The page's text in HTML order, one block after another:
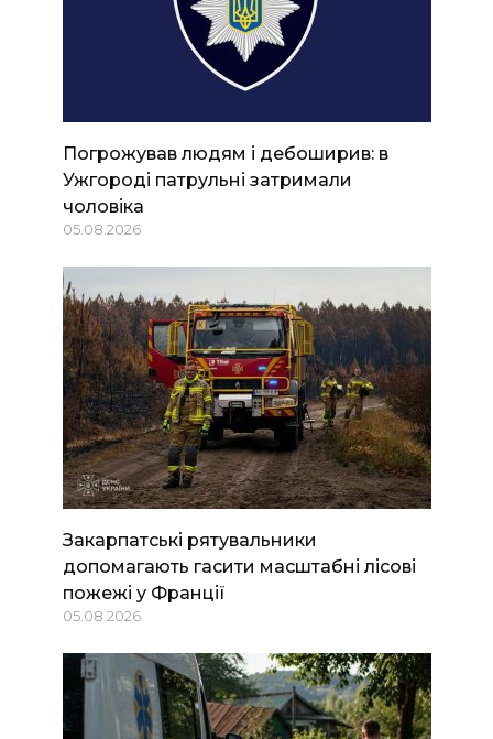
Погрожував людям і дебоширив: в
Ужгороді патрульні затримали
чоловіка
05.08.2026
Закарпатські рятувальники
допомагають гасити масштабні лісові
пожежі у Франції
05.08.2026